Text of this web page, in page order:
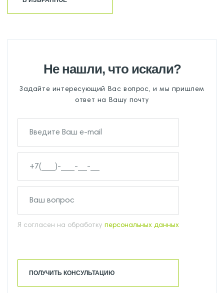
Не нашли, что искали?
Задайте интересующий Вас вопрос, и мы пришлем
ответ на Вашу почту
Я согласен на обработку персональных данных
ПОЛУЧИТЬ КОНСУЛЬТАЦИЮ